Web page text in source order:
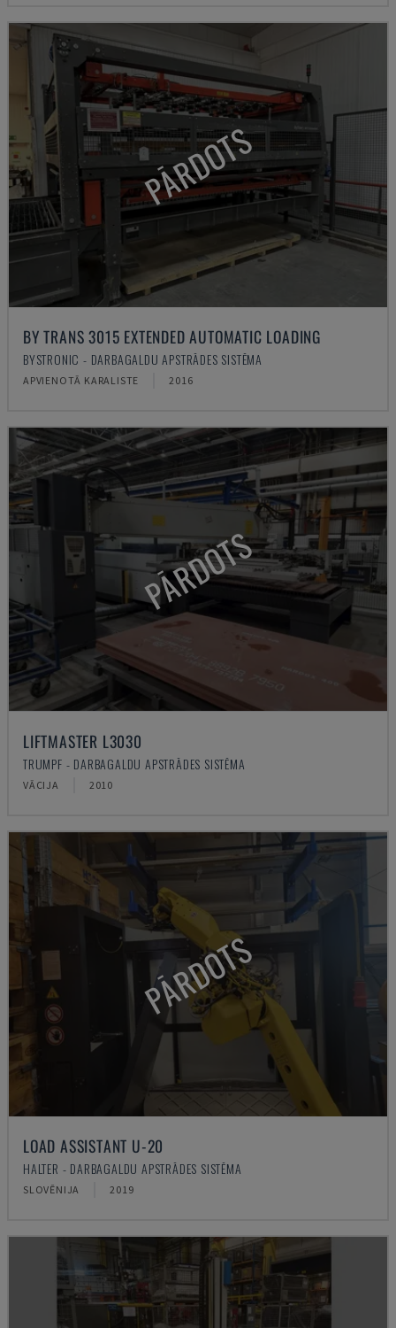
PĀRDOTS
BY TRANS 3015 EXTENDED AUTOMATIC LOADING
BYSTRONIC - DARBAGALDU APSTRĀDES SISTĒMA
APVIENOTĀ KARALISTE 2016
PĀRDOTS
LIFTMASTER L3030
TRUMPF - DARBAGALDU APSTRĀDES SISTĒMA
VĀCIJA 2010
PĀRDOTS
LOAD ASSISTANT U-20
HALTER - DARBAGALDU APSTRĀDES SISTĒMA
SLOVĒNIJA 2019